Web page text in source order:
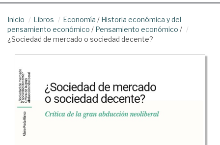
Inicio Libros Economía / Historia económica y del
pensamiento económico / Pensamiento económico /
¿Sociedad de mercado o sociedad decente?